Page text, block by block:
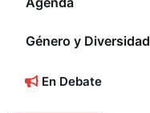
Género y Diversidad
En Debate